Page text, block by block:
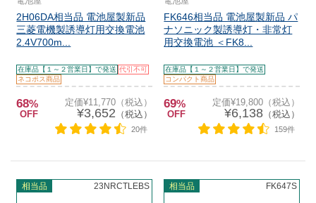
2H06DA相当品 電池屋製新品
三菱電機製誘導灯用交換電池
2.4V700m...
在庫品【１～２営業日】で発送 代引不可
ネコポス商品
68%
OFF
定価¥11,770（税込）
¥3,652 （税込）
20件
FK646相当品 電池屋製新品 パ
ナソニック製誘導灯・非常灯
用交換電池 ＜FK8...
在庫品【１～２営業日】で発送
コンパクト商品
69%
OFF
定価¥19,800（税込）
¥6,138（税込）
159件
相当品 23NRCTLEBS 相当品 FK647S